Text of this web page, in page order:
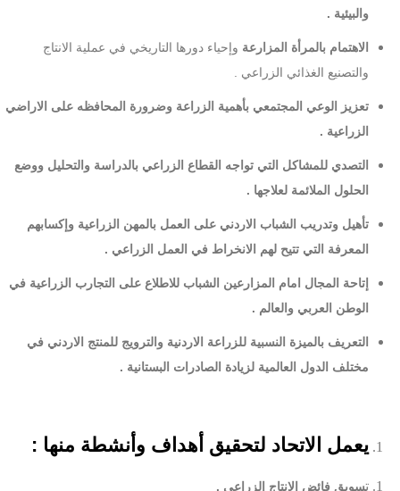
والبيئية .
الاهتمام بالمرأة المزارعة وإحياء دورها التاريخي في عملية الانتاج
والتصنيع الغذائي الزراعي .
تعزيز الوعي المجتمعي بأهمية الزراعة وضرورة المحافظه على الاراضي
الزراعية .
التصدي للمشاكل التي تواجه القطاع الزراعي بالدراسة والتحليل ووضع
الحلول الملائمة لعلاجها .
تأهيل وتدريب الشباب الاردني على العمل بالمهن الزراعية وإكسابهم
المعرفة التي تتيح لهم الانخراط في العمل الزراعي .
إتاحة المجال امام المزارعين الشباب للاطلاع على التجارب الزراعية في
الوطن العربي والعالم .
التعريف بالميزة النسبية للزراعة الاردنية والترويج للمنتج الاردني في
مختلف الدول العالمية لزيادة الصادرات البستانية .
يعمل الاتحاد لتحقيق أهداف وأنشطة منها :
تسويق فائض الانتاج الزراعي .